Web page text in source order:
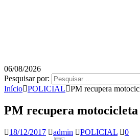
06/08/2026
Pesquisar por:
Início POLICIAL PM recupera
PM recupera
18/12/2017 admin POLICIAL 0